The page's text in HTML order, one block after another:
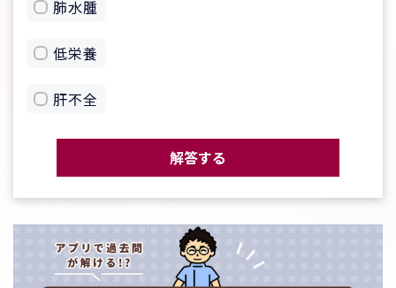
肺水腫
低栄養
肝不全
解答する